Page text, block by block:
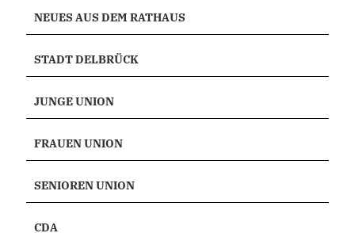
NEUES AUS DEM RATHAUS
STADT DELBRÜCK
JUNGE UNION
FRAUEN UNION
SENIOREN UNION
CDA